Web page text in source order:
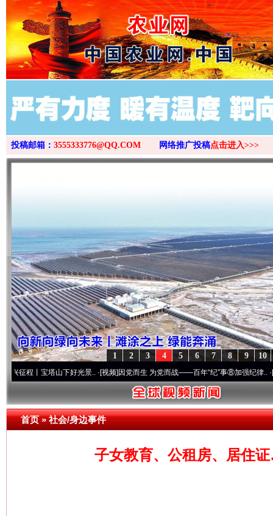
>
投稿邮箱： 3555333776@QQ.COM 网络推广投稿点击进入>>>
10
9
8
7
6
5
4
3
2
1
宝塔山下好光景..·[视频]因党而生 为党而战——百年“纪”事⑧加强纪律..·[视频]牢记
首页»社会/身边事件
子女教育、公租房、居住
网上购药对药下症？